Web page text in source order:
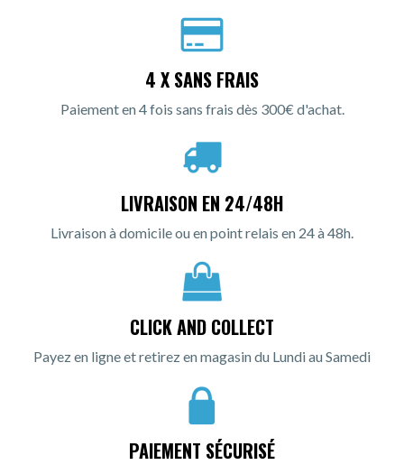
4 X SANS FRAIS
Paiement en 4 fois sans frais dès 300€ d'achat.
LIVRAISON EN 24/48H
Livraison à domicile ou en point relais en 24 à 48h.
CLICK AND COLLECT
Payez en ligne et retirez en magasin du Lundi au Samedi
PAIEMENT SÉCURISÉ